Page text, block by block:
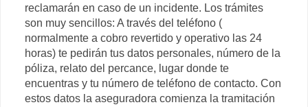
reclamarán en caso de un incidente. Los trámites
son muy sencillos: A través del teléfono (
normalmente a cobro revertido y operativo las 24
horas) te pedirán tus datos personales, número de la
póliza, relato del percance, lugar donde te
encuentras y tu número de teléfono de contacto. Con
estos datos la aseguradora comienza la tramitación